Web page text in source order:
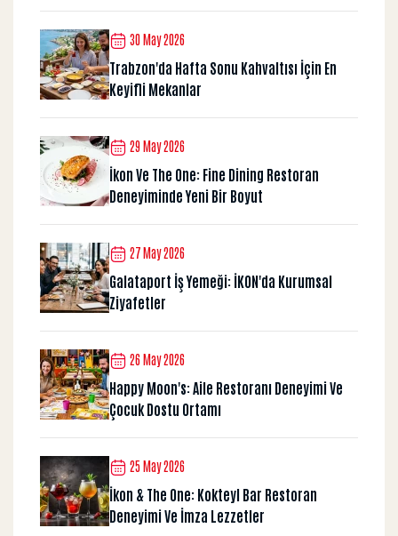
30 May 2026
Trabzon'da Hafta Sonu Kahvaltısı İçin En
Keyifli Mekanlar
29 May 2026
İkon Ve The One: Fine Dining Restoran
Deneyiminde Yeni Bir Boyut
27 May 2026
Galataport İş Yemeği: İKON'da Kurumsal
Ziyafetler
26 May 2026
Happy Moon's: Aile Restoranı Deneyimi Ve
Çocuk Dostu Ortamı
25 May 2026
İkon & The One: Kokteyl Bar Restoran
Deneyimi Ve İmza Lezzetler